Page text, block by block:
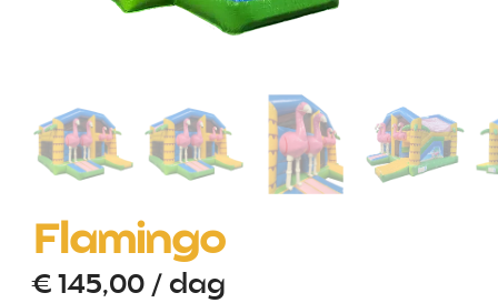
Flamingo
€145,00 / dag